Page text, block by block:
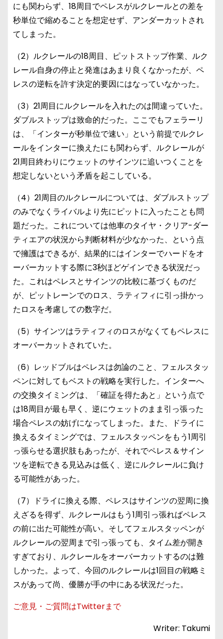
にも関わらず、18周目でペレスがルクレールとの差を
秒単位で縮めることを想定せず、アンダーカットされ
てしまった。
（2）ルクレールの18周目、ピットストップ作業、ルク
レール自身の停止と発進はあまり良くなかったが、ペ
レスの逆転を許す決定的要因にはなっていなかった。
（3）21周目にルクレールを入れたのは間違っていた。
ダブルストップは致命的だった。ここでもフェラーリ
は、「インターが秒単位で速い」という前提でルクレ
ールをインターに換えたにも関わらず、ルクレールが
21周目終わりにウェットのサインツに追いつくことを
想定しないという矛盾を起こしている。
（4）21周目のルクレールについては、ダブルストップ
のみでなくライバルより先にピットに入ったことも問
題だった。これについては他車のタイヤ・クリア-ダー
ティエアの状況から判断材料が少なかった、という点
で擁護はできるが、結果的にはインターでハードをオ
ーバーカットする際に3秒ほどゲインできる状況だっ
た。これはペレスとサインツの比較に基づくものだ
が、ピットレーンでのロス、ラティフィに引っ掛かっ
たロスを考慮しての数字だ。
（5）サインツはラティフィのロスがなくてもペレスに
オーバーカットされていた。
（6）レッドブルはペレスは勿論のこと、フェルスタッ
ペンに対してもベストの戦略を実行した。インターへ
の交換タイミングは、「確証を得たあと」という点で
は18周目が最も早く、逆にウェットのまま引っ張った
場合ペレスの妨げになってしまった。また、ドライに
換えるタイミングでは、フェルスタッペンをもう1周引
っ張らせる選択肢もあったが、それでペレス＆サイン
ツを逆転できる見込みは低く、逆にルクレールに負け
る可能性があった。
（7）ドライに換える際、ペレスはサインツの翌周に換
えざるを得ず、ルクレールはもう1周引っ張ればペレス
の前に出た可能性が高い。そしてフェルスタッペンが
ルクレールの翌周まで引っ張っても、タイム差が開き
すぎており、ルクレールをオーバーカットするのは難
しかった。よって、今回のルクレールは1回目の戦略ミ
スがあって尚、優勝が手の中にある状況だった。
ご意見・ご質問はTwitterまで
Writer: Takumi